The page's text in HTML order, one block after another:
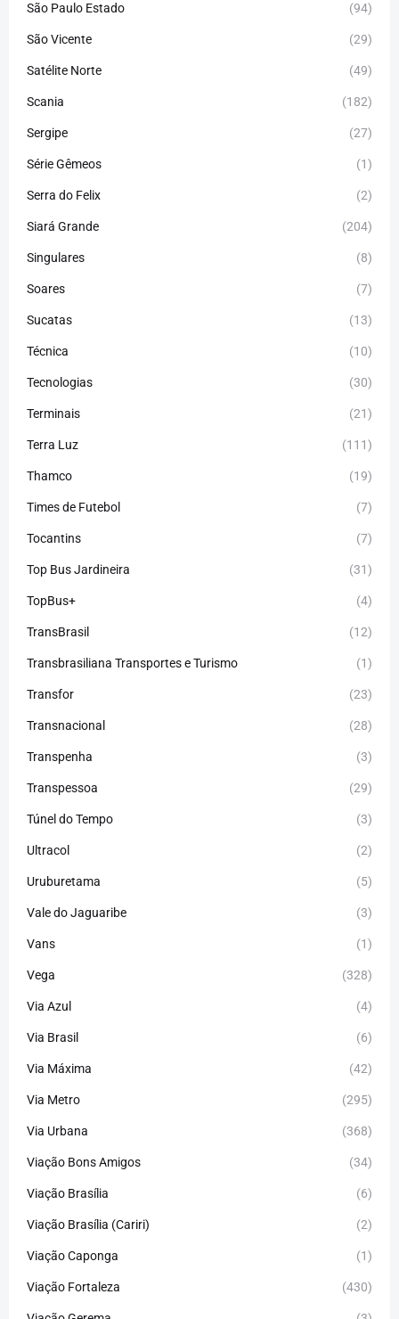
São Paulo Estado (94)
São Vicente (29)
Satélite Norte (49)
Scania (182)
Sergipe (27)
Série Gêmeos (1)
Serra do Felix (2)
Siará Grande (204)
Singulares (8)
Soares (7)
Sucatas (13)
Técnica (10)
Tecnologias (30)
Terminais (21)
Terra Luz (111)
Thamco (19)
Times de Futebol (7)
Tocantins (7)
Top Bus Jardineira (31)
TopBus+ (4)
TransBrasil (12)
Transbrasiliana Transportes e Turismo (1)
Transfor (23)
Transnacional (28)
Transpenha (3)
Transpessoa (29)
Túnel do Tempo (3)
Ultracol (2)
Uruburetama (5)
Vale do Jaguaribe (3)
Vans (1)
Vega (328)
Via Azul (4)
Via Brasil (6)
Via Máxima (42)
Via Metro (295)
Via Urbana (368)
Viação Bons Amigos (34)
Viação Brasília (6)
Viação Brasília (Cariri) (2)
Viação Caponga (1)
Viação Fortaleza (430)